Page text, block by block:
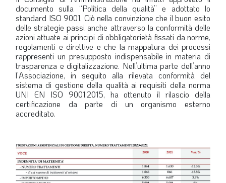
documento sulla “Politica della qualità” e adottato lo
standard ISO 9001. Ciò nella convinzione che il buon esito
delle strategie passi anche attraverso la conformità delle
azioni attuate ai principi di obbligatorietà fissati da norme,
regolamenti e direttive e che la mappatura dei processi
rappresenti un presupposto indispensabile in materia di
trasparenza e digitalizzazione. Nell’ultima parte dell’anno
l’Associazione, in seguito alla rilevata conformità del
sistema di gestione della qualità ai requisiti della norma
UNI EN ISO 9001:2015, ha ottenuto il rilascio della
certificazione da parte di un organismo esterno
accreditato.